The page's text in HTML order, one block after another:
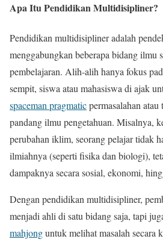
Apa Itu Pendidikan Multidisipliner?
Pendidikan multidisipliner adalah
menggabungkan beberapa bidang ilmu
pembelajaran. Alih-alih hanya fokus
sempit, siswa atau mahasiswa di ajak
spaceman pragmaticpermasalahan
pandang ilmu pengetahuan. Misalnya,
perubahan iklim, seorang pelajar tidak
ilmiahnya (seperti fisika dan biologi),
dampaknya secara sosial, ekonomi,
Dengan pendidikan multidisipliner,
menjadi ahli di satu bidang saja, tapi
mahjonguntuk melihat masalah secara